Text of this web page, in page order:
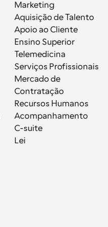
Marketing
Aquisição de Talento
Apoio ao Cliente
Ensino Superior
Telemedicina
Serviços Profissionais
Mercado de
Contratação
Recursos Humanos
Acompanhamento
C-suite
Lei